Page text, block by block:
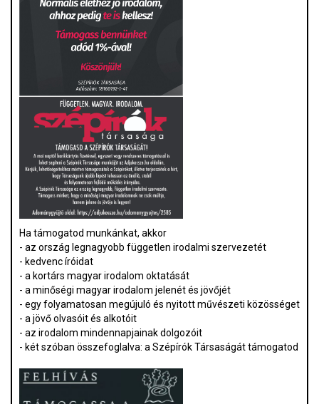
Ha támogatod munkánkat, akkor
- az ország legnagyobb független irodalmi szervezetét
- kedvenc íróidat
- a kortárs magyar irodalom oktatását
- a minőségi magyar irodalom jelenét és jövőjét
- egy folyamatosan megújuló és nyitott művészeti közösséget
- a jövő olvasóit és alkotóit
- az irodalom mindennapjainak dolgozóit
- két szóban összefoglalva: a Szépírók Társaságát támogatod